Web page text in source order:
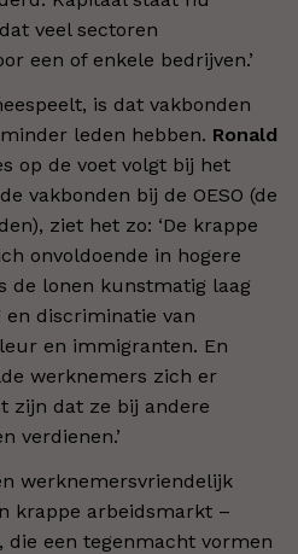
veel sectoren
een of enkele bedrijven.’
is dat vakbonden
leden hebben. Ronald
op de voet volgt bij het
vakbonden bij de OESO (de
ziet het zo: ‘De krappe
onvoldoende in hogere
de lonen kunstmatig laag
en discriminatie van
en immigranten. En
werknemers zich er
zijn dat ze bij andere
verdienen.’
werknemersvriendelijk
krappe arbeidsmarkt –
die een tegenmacht vormen